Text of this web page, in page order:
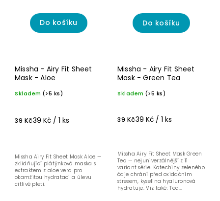
Do košíku Do košíku
Missha - Airy Fit Sheet
Mask - Aloe
Skladem (>5 ks)
39 Kč39 Kč / 1 ks
Missha Airy Fit Sheet Mask Aloe —
zklidňující plátýnková maska s
extraktem z aloe vera pro
okamžitou hydrataci a úlevu
citlivé pleti.
Missha - Airy Fit Sheet
Mask - Green Tea
Skladem (>5 ks)
39 Kč39 Kč / 1 ks
Missha Airy Fit Sheet Mask Green
Tea — nejuniverzálnější z 11
variant série. Katechiny zeleného
čaje chrání před oxidačním
stresem, kyselina hyaluronová
hydratuje. Viz také: Tea...